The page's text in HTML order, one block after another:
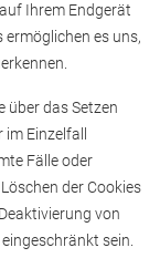
Ihrem Endgerät
ermöglichen es uns,
über das Setzen
Einzelfall
Fälle oder
der Cookies
von
sein.